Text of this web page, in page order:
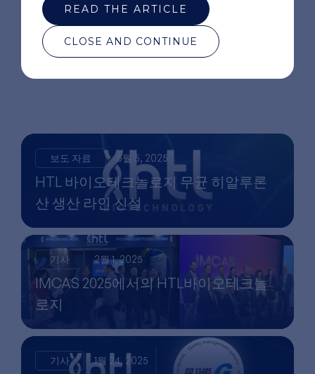
READ THE ARTICLE
CLOSE AND CONTINUE
당사에 대한 더 많
은 뉴스 보기
보도 자료 6월 5, 2025
HTL 바이오테크놀로지 무균 히알루론
산 생산 라인 신설
기사 2월 1, 2025
IMCAS 2025에서의 HTL바이오테크놀
로지
기사 1월 24, 2025